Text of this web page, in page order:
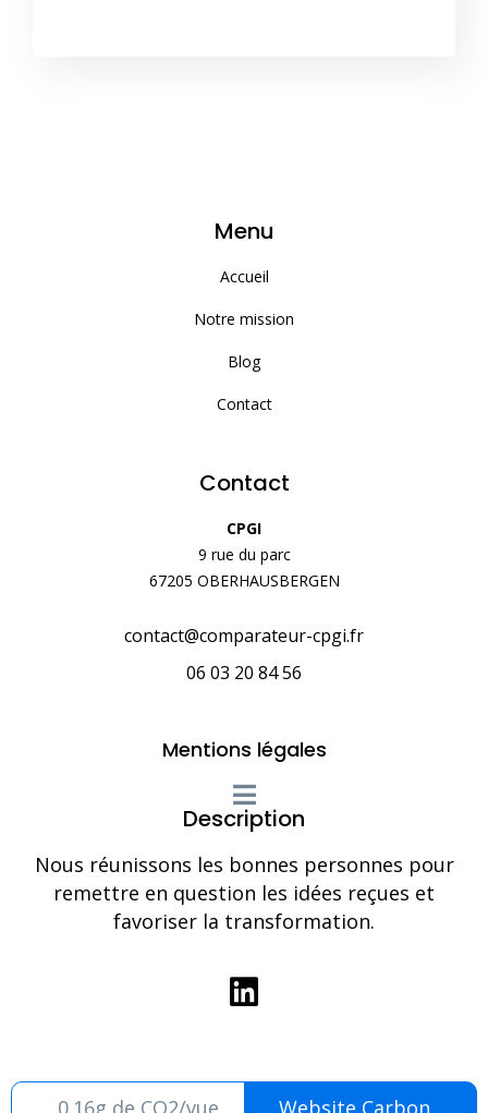
Menu
Accueil
Notre mission
Blog
Contact
Contact
CPGI
9 rue du parc
67205 OBERHAUSBERGEN
contact@comparateur-cpgi.fr
06 03 20 84 56
Mentions légales
Description
Nous réunissons les bonnes personnes pour
remettre en question les idées reçues et
favoriser la transformation.
0.16g de CO2/vue Website Carbon